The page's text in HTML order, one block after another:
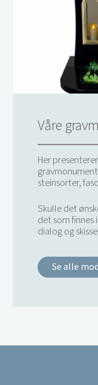
Våre
Her
steinsorter,
Skulle det
det som finnes
dialog og
Se alle